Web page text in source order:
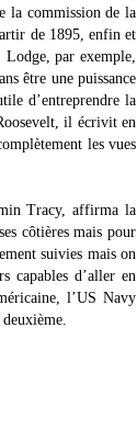
la commission de la
de 1895, enfin et
Lodge, par exemple,
être une puissance
d’entreprendre la
il écrivit en
les vues
Tracy, affirma la
côtières mais pour
suivies mais on
capables d’aller en
l’US Navy